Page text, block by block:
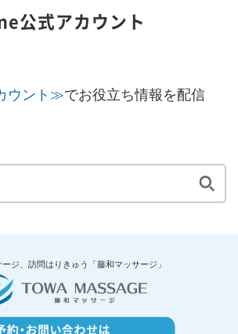
公式アカウント
ウント≫でお役立ち情報を配信
ジ、訪問はりきゅう「藤和マッサージ」